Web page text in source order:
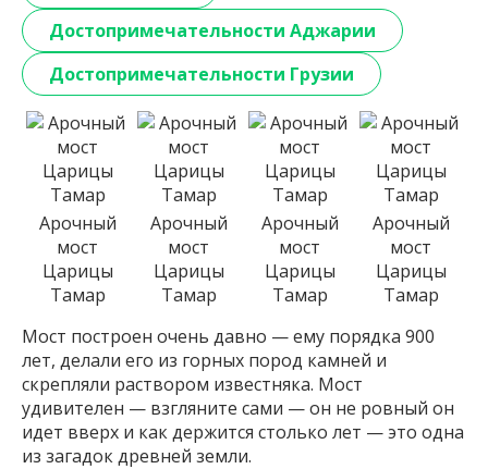
Достопримечательности Аджарии
Достопримечательности Грузии
Арочный
мост
Царицы
Тамар
Арочный
мост
Царицы
Тамар
Арочный
мост
Царицы
Тамар
Арочный
мост
Царицы
Тамар
Мост построен очень давно — ему порядка 900
лет, делали его из горных пород камней и
скрепляли раствором известняка. Мост
удивителен — взгляните сами — он не ровный он
идет вверх и как держится столько лет — это одна
из загадок древней земли.